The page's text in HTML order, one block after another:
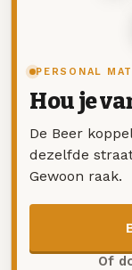
PERSONAL
Hou je
De Beer
dezelfde
Gewoon raak.
Of